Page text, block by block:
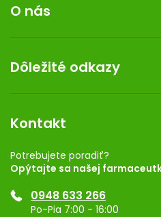
Reklamácia a vrátenie tovaru
Doprava a platba
Darček k nákupu
O nás
Kontakt
Dermocentrum
Dôležité odkazy
Rozhodnutie na prevádzku
Registrácia
Ponuka pre firmy
Značky
Kontakt
Potrebujete poradiť?
Opýtajte sa našej
0948 633 266
Po-Pia 7:00 - 16:00